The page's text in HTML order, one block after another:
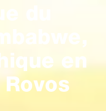
du
en